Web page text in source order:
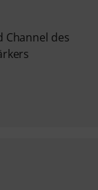
Channel des